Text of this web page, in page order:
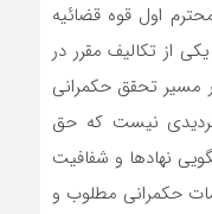
اول قوه قضائیه
از تکالیف مقرر در
و در مسیر تحقق حکمرانی
نیست که حق
نهاد‌ها و شفافیت
حکمرانی مطلوب و